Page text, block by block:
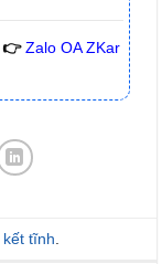
👉 Zalo OA ZKar
kết tĩnh